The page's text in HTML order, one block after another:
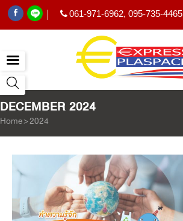
061-971-6962, 095-735-4465
DECEMBER 2024
Home>2024